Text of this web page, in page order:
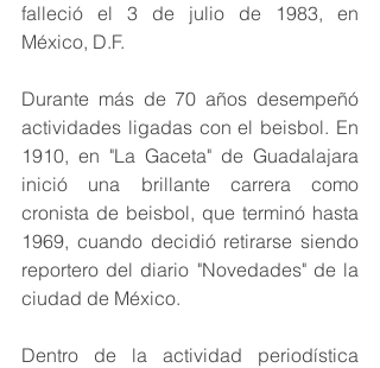
falleció el 3 de julio de 1983, en
México, D.F.
Durante más de 70 años desempeñó
actividades ligadas con el beisbol. En
1910, en "La Gaceta" de Guadalajara
inició una brillante carrera como
cronista de beisbol, que terminó hasta
1969, cuando decidió retirarse siendo
reportero del diario "Novedades" de la
ciudad de México.
Dentro de la actividad periodística